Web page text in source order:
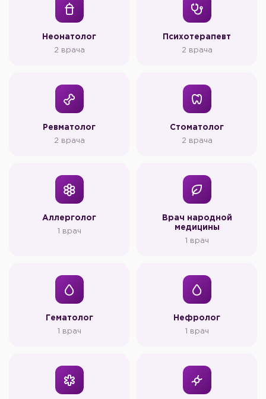
Неонатолог
2 врача
Психотерапевт
2 врача
Ревматолог
2 врача
Стоматолог
2 врача
Аллерголог
1 врач
Врач народной
медицины
1 врач
Гематолог
1 врач
Нефролог
1 врач